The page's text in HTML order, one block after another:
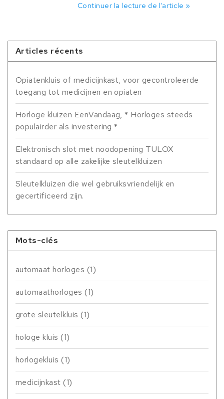
Continuer la lecture de l'article »
Articles récents
Opiatenkluis of medicijnkast, voor gecontroleerde
toegang tot medicijnen en opiaten
Horloge kluizen EenVandaag, * Horloges steeds
populairder als investering *
Elektronisch slot met noodopening TULOX
standaard op alle zakelijke sleutelkluizen
Sleutelkluizen die wel gebruiksvriendelijk en
gecertificeerd zijn.
Mots-clés
automaat horloges (1)
automaathorloges (1)
grote sleutelkluis (1)
hologe kluis (1)
horlogekluis (1)
medicijnkast (1)